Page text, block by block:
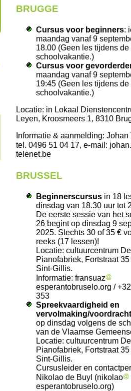
BRUGGE
Cursus voor beginners:
maandag vanaf 9
18.00 (Geen les tijdens de
schoolvakantie.)
Cursus voor
maandag vanaf 9
19:45 (Geen les tijdens de
schoolvakantie.)
Locatie: in Lokaal
Leyen, Kroosmeers 1, 8310
Informatie & aanmelding:
tel. 0496 51 04 17, e-mail:
telenet.be
BRUSSEL
Beginnerscursus in 18
dinsdag van 18.30 uur tot
De eerste sessie van het
26 begint op dinsdag 9
2025. Slechts 30 of 35 €
reeks (17 lessen)!
Locatie: cultuurcentrum De
Pianofabriek, Fortstraat
Sint-Gillis.
Informatie: fransuaz
esperantobruselo.org /
353
Spreekvaardigheid en
vervolmaking/
op dinsdag volgens de
van de Vlaamse
Locatie: cultuurcentrum De
Pianofabriek, Fortstraat
Sint-Gillis.
Cursusleider en
Nikolao de Buyl (nikolao
esperantobruselo.org)